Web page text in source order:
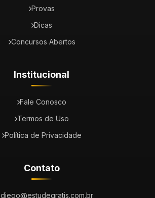
Provas
Dicas
Concursos Abertos
Institucional
Fale Conosco
Termos de Uso
Política de Privacidade
Contato
diego@estudegratis.com.br